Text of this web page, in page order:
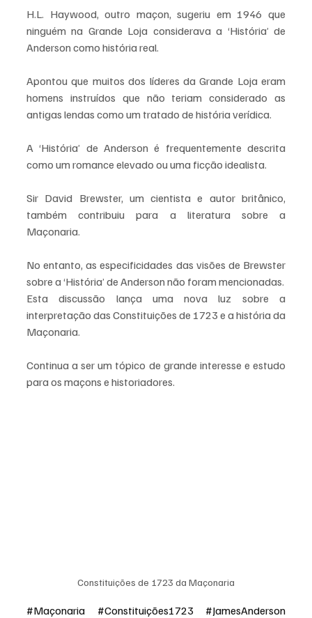
H.L. Haywood, outro maçon, sugeriu em 1946 que
ninguém na Grande Loja considerava a ‘História’ de
Anderson como história real.
Apontou que muitos dos líderes da Grande Loja eram
homens instruídos que não teriam considerado as
antigas lendas como um tratado de história verídica.
A ‘História’ de Anderson é frequentemente descrita
como um romance elevado ou uma ficção idealista.
Sir David Brewster, um cientista e autor britânico,
também contribuiu para a literatura sobre a
Maçonaria.
No entanto, as especificidades das visões de Brewster
sobre a ‘História’ de Anderson não foram mencionadas.
Esta discussão lança uma nova luz sobre a
interpretação das Constituições de 1723 e a história da
Maçonaria.
Continua a ser um tópico de grande interesse e estudo
para os maçons e historiadores.
Constituições de 1723 da Maçonaria
#Maçonaria #Constituições1723
#JamesAnderson